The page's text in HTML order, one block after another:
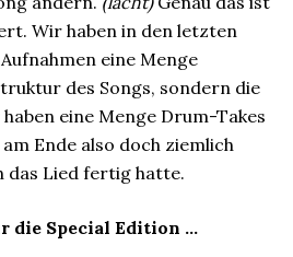
Wir haben in den letzten
eine Menge
des Songs, sondern die
eine Menge Drum-Takes
Ende also doch ziemlich
das Lied fertig hatte.
die Special Edition …